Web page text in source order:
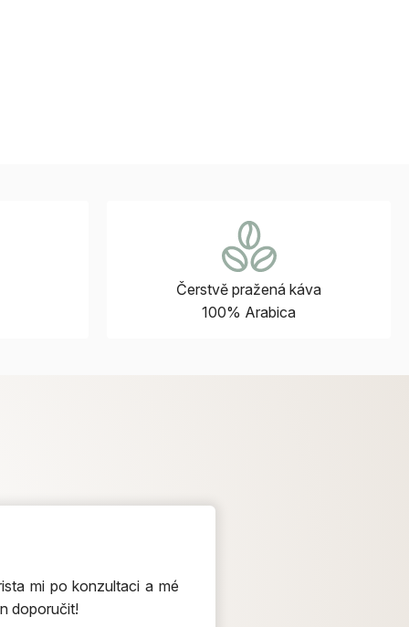
Čerstvě pražená káva
100% Arabica
mi po konzultaci a mé
doporučit!